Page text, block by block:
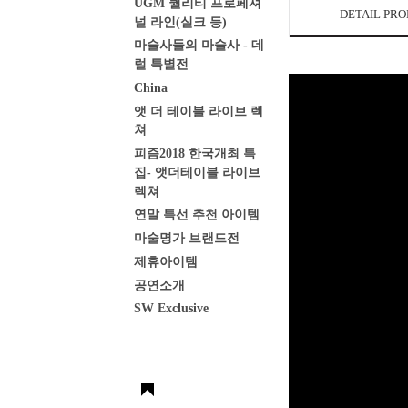
UGM 퀄리티 프로페셔
널 라인(실크 등)
마술사들의 마술사 - 데
럴 특별전
China
앳 더 테이블 라이브 렉
쳐
피즘2018 한국개최 특
집- 앳더테이블 라이브
렉쳐
연말 특선 추천 아이템
마술명가 브랜드전
제휴아이템
공연소개
SW Exclusive
DETAIL